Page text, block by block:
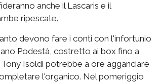
anche il Lascaris e il
ripescate.
devono fare i conti con l'infortunio
Podestà, costretto ai box fino a
Isoldi potrebbe a ore agganciare
l'organico. Nel pomeriggio